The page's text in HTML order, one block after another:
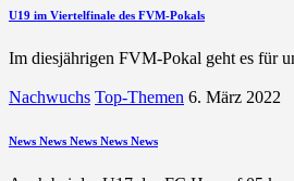
U19 im Viertelfinale des FVM-Pokals
Im diesjährigen FVM-Pokal geht es für
Nachwuchs Top-Themen 6. März 2022
News News News News News